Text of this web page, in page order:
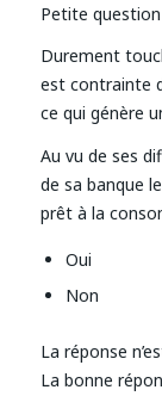
Petite
Durement
est contrainte
ce qui génère
Au vu de ses
de sa banque
prêt à la
Oui
Non
La réponse
La bonne